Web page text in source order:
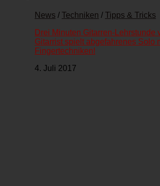
News / Techniken / Tipps & Tricks
Drei Minuten Gitarren-Lehrstunde
Gitarrist spielt abgefahrenes Solo
Fingertechniken!
4. Juli 2017